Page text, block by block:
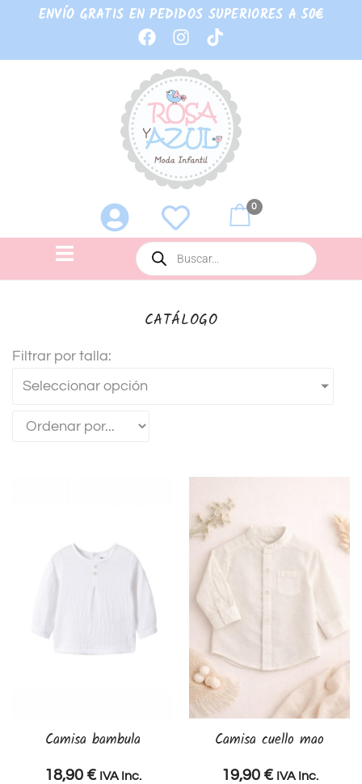
ENVÍO GRATIS EN PEDIDOS SUPERIORES A 50€
0
CATÁLOGO
Filtrar por talla:
Seleccionar opción
Camisa bambula
18,90 € IVA Inc.
Camisa cuello mao
19,90 € IVA Inc.